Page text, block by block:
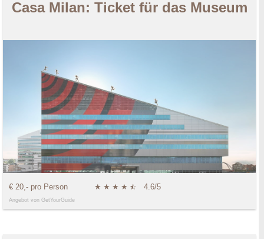
Casa Milan: Ticket für das Museum
€ 20,- pro Person ★ ★ ★ ★ ★
☆ 4.6/5
Angebot von GetYourGuide